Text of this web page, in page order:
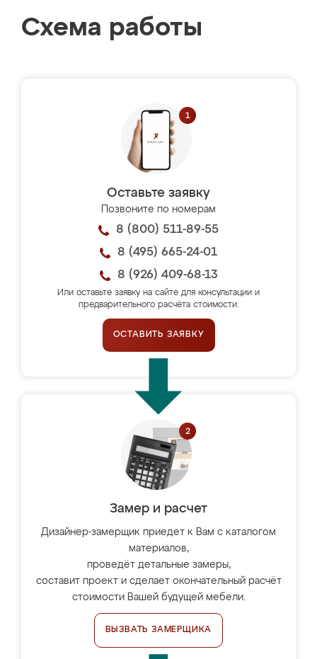
Схема работы
Оставьте заявку
Позвоните по номерам
8 (800) 511-89-55
8 (495) 665-24-01
8 (926) 409-68-13
Или оставьте заявку на сайте для консультации и
предварительного расчёта стоимости.
ОСТАВИТЬ ЗАЯВКУ
Замер и расчет
Дизайнер-замерщик приедет к Вам с каталогом
материалов,
проведёт детальные замеры,
составит проект и сделает окончательный расчёт
стоимости Вашей будущей мебели.
ВЫЗВАТЬ ЗАМЕРЩИКА